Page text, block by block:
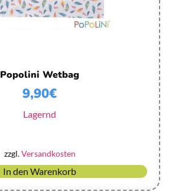
Popolini Wetbag
9,90€
Lagernd
zzgl.Versandkosten
In den Warenkorb